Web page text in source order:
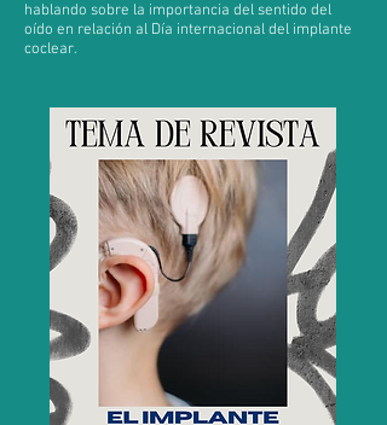
hablando sobre la importancia del sentido del
oído en relación al Día internacional del implante
coclear.